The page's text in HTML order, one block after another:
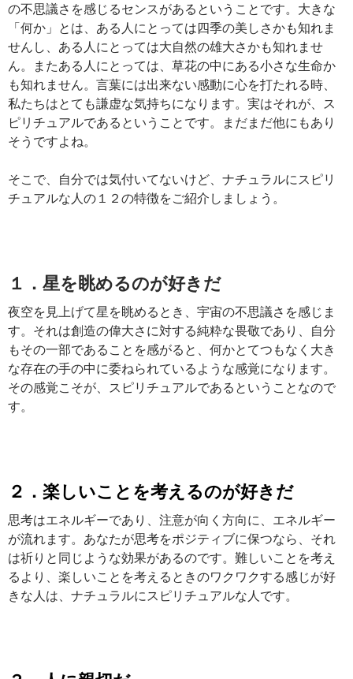
の不思議さを感じるセンスがあるということです。大きな
「何か」とは、ある人にとっては四季の美しさかも知れま
せんし、ある人にとっては大自然の雄大さかも知れませ
ん。またある人にとっては、草花の中にある小さな生命か
も知れません。言葉には出来ない感動に心を打たれる時、
私たちはとても謙虚な気持ちになります。実はそれが、ス
ピリチュアルであるということです。まだまだ他にもあり
そうですよね。
そこで、自分では気付いてないけど、ナチュラルにスピリ
チュアルな人の１２の特徴をご紹介しましょう。
１．星を眺めるのが好きだ
夜空を見上げて星を眺めるとき、宇宙の不思議さを感じま
す。それは創造の偉大さに対する純粋な畏敬であり、自分
もその一部であることを感がると、何かとてつもなく大き
な存在の手の中に委ねられているような感覚になります。
その感覚こそが、スピリチュアルであるということなので
す。
２．楽しいことを考えるのが好きだ
思考はエネルギーであり、注意が向く方向に、エネルギー
が流れます。あなたが思考をポジティブに保つなら、それ
は祈りと同じような効果があるのです。難しいことを考え
るより、楽しいことを考えるときのワクワクする感じが好
きな人は、ナチュラルにスピリチュアルな人です。